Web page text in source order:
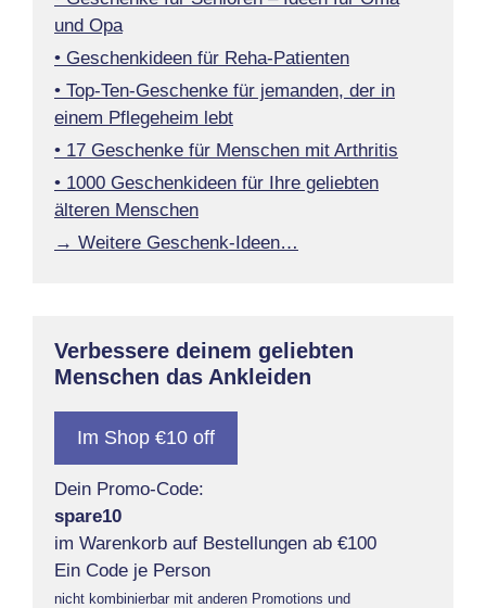
und Opa
• Geschenkideen für Reha-Patienten
• Top-Ten-Geschenke für jemanden, der in
einem Pflegeheim lebt
• 17 Geschenke für Menschen mit Arthritis
• 1000 Geschenkideen für Ihre geliebten
älteren Menschen
→ Weitere Geschenk-Ideen…
Verbessere deinem geliebten
Menschen das Ankleiden
Im Shop €10 off
Dein Promo-Code:
spare10
im Warenkorb auf Bestellungen ab €100
Ein Code je Person
nicht kombinierbar mit anderen Promotions und